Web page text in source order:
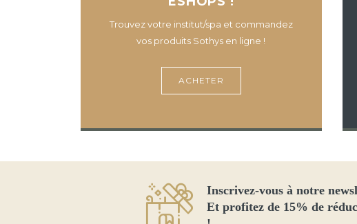
E-SHOP
Trouvez votre institut/spa et commandez
vos produits Sothys en ligne !
ACHETER
Inscrivez-vous à notre
Et profitez de 15% de